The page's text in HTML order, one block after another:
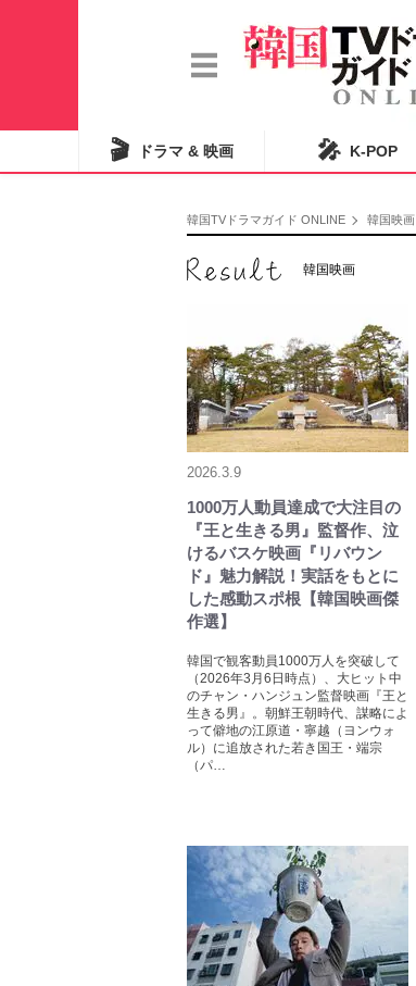
🎬 ドラマ & 映画 🎤 K-POP
韓国TVドラマガイド ONLINE 韓国映画
韓国映画
2026.3.9
1000万人動員達成で大注目の
『王と生きる男』監督作、泣
けるバスケ映画『リバウン
ド』魅力解説！実話をもとに
した感動スポ根【韓国映画傑
作選】
韓国で観客動員1000万人を突破して
（2026年3月6日時点）、大ヒット中
のチャン・ハンジュン監督映画『王と
生きる男』。朝鮮王朝時代、謀略によ
って僻地の江原道・寧越（ヨンウォ
ル）に追放された若き国王・端宗
（パ…